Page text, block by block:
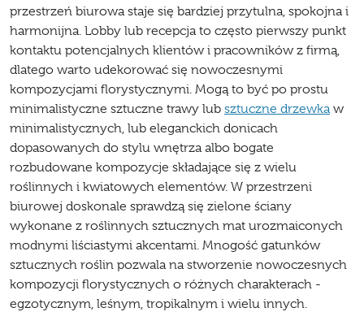
przestrzeń biurowa staje się bardziej przytulna, spokojna i
harmonijna. Lobby lub recepcja to często pierwszy punkt
kontaktu potencjalnych klientów i pracowników z firmą,
dlatego warto udekorować się nowoczesnymi
kompozycjami florystycznymi. Mogą to być po prostu
minimalistyczne sztuczne trawy lub sztuczne drzewkaw
minimalistycznych, lub eleganckich donicach
dopasowanych do stylu wnętrza albo bogate
rozbudowane kompozycje składające się z wielu
roślinnych i kwiatowych elementów. W przestrzeni
biurowej doskonale sprawdzą się zielone ściany
wykonane z roślinnych sztucznych mat urozmaiconych
modnymi liściastymi akcentami. Mnogość gatunków
sztucznych roślin pozwala na stworzenie nowoczesnych
kompozycji florystycznych o różnych charakterach -
egzotycznym, leśnym, tropikalnym i wielu innych.